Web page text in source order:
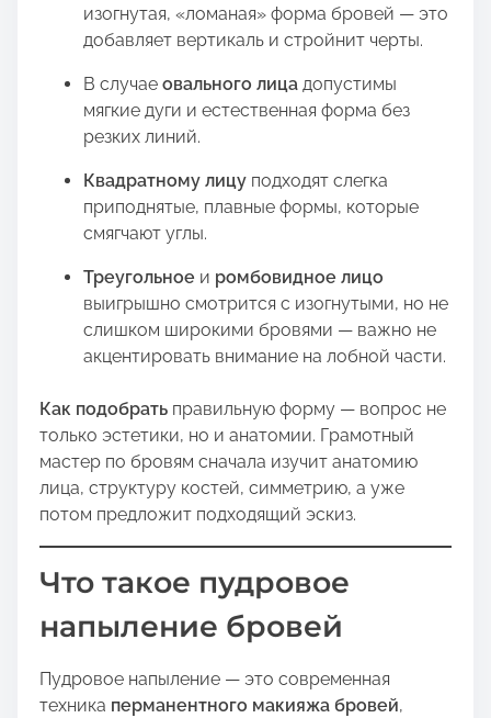
изогнутая, «ломаная» форма бровей — это
добавляет вертикаль и стройнит черты.
В случае овального лица допустимы
мягкие дуги и естественная форма без
резких линий.
Квадратному лицу подходят слегка
приподнятые, плавные формы, которые
смягчают углы.
Треугольное и ромбовидное лицо
выигрышно смотрится с изогнутыми, но не
слишком широкими бровями — важно не
акцентировать внимание на лобной части.
Как подобрать правильную форму — вопрос не
только эстетики, но и анатомии. Грамотный
мастер по бровям сначала изучит анатомию
лица, структуру костей, симметрию, а уже
потом предложит подходящий эскиз.
Что такое пудровое
напыление бровей
Пудровое напыление — это современная
техника перманентного макияжа бровей,